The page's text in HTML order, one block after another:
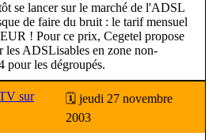
se lancer sur le marché de l'ADSL
de faire du bruit : le tarif mensuel
! Pour ce prix, Cegetel propose
les ADSLisables en zone non-
pour les dégroupés.
sur
🗓 jeudi 27 novembre
2003